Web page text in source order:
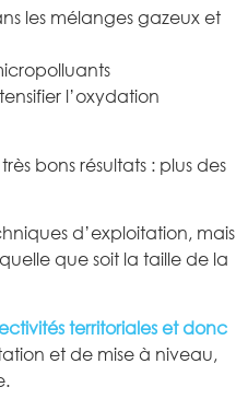
les mélanges gazeux et
l’oxydation
bons résultats : plus des
d’exploitation, mais
que soit la taille de la
territoriales et donc
et de mise à niveau,